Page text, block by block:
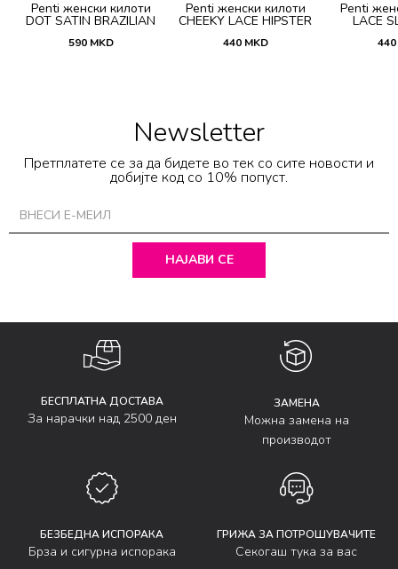
Penti женски килоти
DOT SATIN BRAZILIAN
590 MKD
Penti женски килоти
CHEEKY LACE HIPSTER
440 MKD
Penti
LACE
440
Newsletter
Претплатете се за да бидете во тек со сите новости и
добијте код со 10% попуст.
НАЈАВИ СЕ
БЕСПЛАТНА ДОСТАВА
За нарачки над 2500 ден
ЗАМЕНА
Можна замена на
производот
БЕЗБЕДНА ИСПОРАКА
Брза и сигурна испорака
ГРИЖА ЗА ПОТРОШУВАЧИТЕ
Секогаш тука за вас